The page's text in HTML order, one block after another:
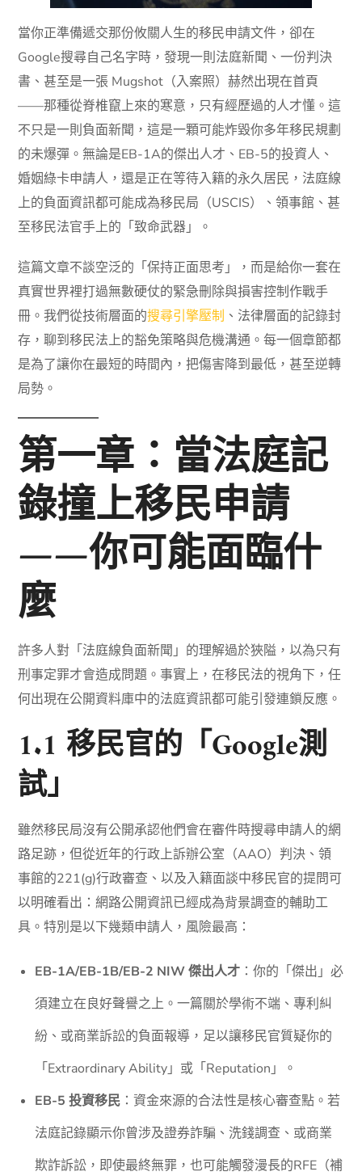
當你正準備遞交那份攸關人生的移民申請文件，卻在
Google搜尋自己名字時，發現一則法庭新聞、一份判決
書、甚至是一張 Mugshot（入案照）赫然出現在首頁
——那種從脊椎竄上來的寒意，只有經歷過的人才懂。這
不只是一則負面新聞，這是一顆可能炸毀你多年移民規劃
的未爆彈。無論是EB-1A的傑出人才、EB-5的投資人、
婚姻綠卡申請人，還是正在等待入籍的永久居民，法庭線
上的負面資訊都可能成為移民局（USCIS）、領事館、甚
至移民法官手上的「致命武器」。
這篇文章不談空泛的「保持正面思考」，而是給你一套在
真實世界裡打過無數硬仗的緊急刪除與損害控制作戰手
冊。我們從技術層面的搜尋引擎壓制 、法律層面的記錄封
存，聊到移民法上的豁免策略與危機溝通。每一個章節都
是為了讓你在最短的時間內，把傷害降到最低，甚至逆轉
局勢。
第一章：當法庭記
錄撞上移民申請
——你可能面臨什
麼
許多人對「法庭線負面新聞」的理解過於狹隘，以為只有
刑事定罪才會造成問題。事實上，在移民法的視角下，任
何出現在公開資料庫中的法庭資訊都可能引發連鎖反應。
1.1 移民官的「Google測
試」
雖然移民局沒有公開承認他們會在審件時搜尋申請人的網
路足跡，但從近年的行政上訴辦公室（AAO）判決、領
事館的221(g)行政審查、以及入籍面談中移民官的提問可
以明確看出：網路公開資訊已經成為背景調查的輔助工
具。特別是以下幾類申請人，風險最高：
EB-1A/EB-1B/EB-2 NIW 傑出人才 ：你的「傑出」必
須建立在良好聲譽之上。一篇關於學術不端、專利糾
紛、或商業訴訟的負面報導，足以讓移民官質疑你的
「Extraordinary Ability」或「Reputation」。
EB-5 投資移民 ：資金來源的合法性是核心審查點。若
法庭記錄顯示你曾涉及證券詐騙、洗錢調查、或商業
欺詐訴訟，即使最終無罪，也可能觸發漫長的RFE（補